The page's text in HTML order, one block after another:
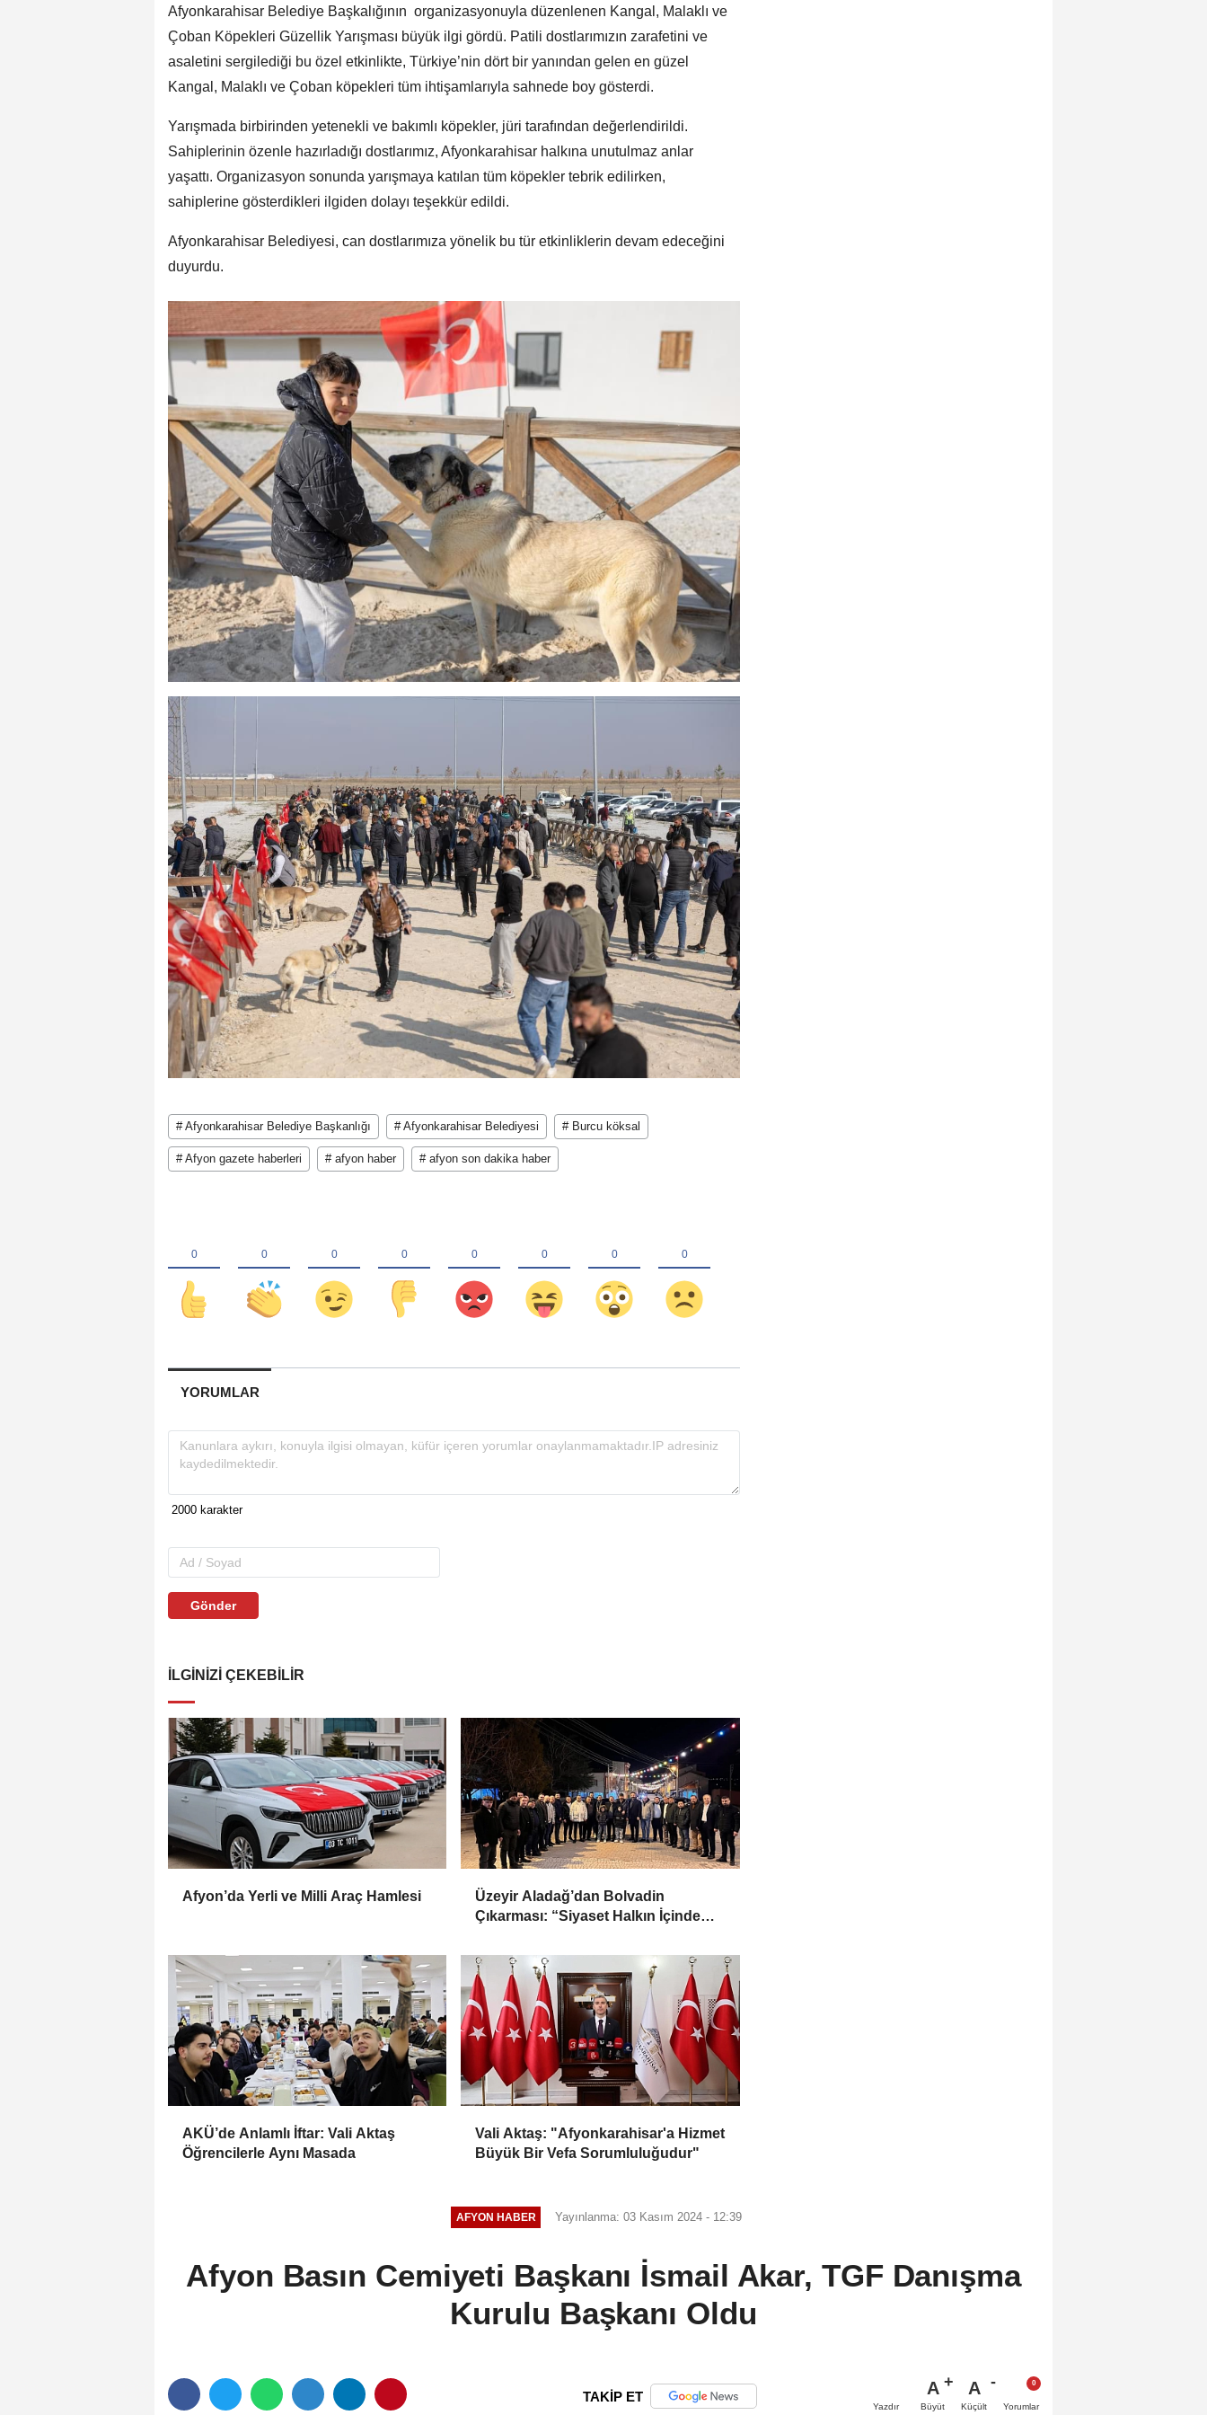
Afyonkarahisar Belediye Başkalığının organizasyonuyla düzenlenen Kangal, Malaklı ve
Çoban Köpekleri Güzellik Yarışması büyük ilgi gördü. Patili dostlarımızın zarafetini ve
asaletini sergilediği bu özel etkinlikte, Türkiye’nin dört bir yanından gelen en güzel
Kangal, Malaklı ve Çoban köpekleri tüm ihtişamlarıyla sahnede boy gösterdi.
Yarışmada birbirinden yetenekli ve bakımlı köpekler, jüri tarafından değerlendirildi.
Sahiplerinin özenle hazırladığı dostlarımız, Afyonkarahisar halkına unutulmaz anlar
yaşattı. Organizasyon sonunda yarışmaya katılan tüm köpekler tebrik edilirken,
sahiplerine gösterdikleri ilgiden dolayı teşekkür edildi.
Afyonkarahisar Belediyesi, can dostlarımıza yönelik bu tür etkinliklerin devam edeceğini
duyurdu.
# Afyonkarahisar Belediye Başkanlığı # Afyonkarahisar Belediyesi # Burcu köksal
# Afyon gazete haberleri # afyon haber # afyon son dakika haber
YORUMLAR
Gönder
İLGINIZI ÇEKEBILIR
Afyon’da Yerli ve Milli Araç Hamlesi
Üzeyir Aladağ’dan Bolvadin
Çıkarması: “Siyaset Halkın İçinde
AKÜ’de Anlamlı İftar: Vali Aktaş
Öğrencilerle Aynı Masada
Vali Aktaş: "Afyonkarahisar'a Hizmet
Büyük Bir Vefa Sorumluluğudur"
AFYON HABER Yayınlanma: 03 Kasım 2024 - 12:39
Afyon Basın Cemiyeti Başkanı İsmail Akar, TGF Danışma
Kurulu Başkanı Oldu
TAKİP ET
Yazdır
A
Büyüt
A
Küçült Yorumlar